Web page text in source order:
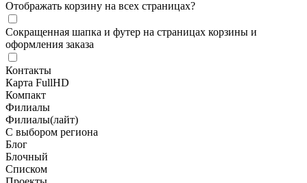
Отображать корзину на всех страницах?
Сокращенная шапка и футер на страницах корзины и
оформления заказа
Контакты
Карта FullHD
Компакт
Филиалы
Филиалы(лайт)
С выбором региона
Блог
Блочный
Списком